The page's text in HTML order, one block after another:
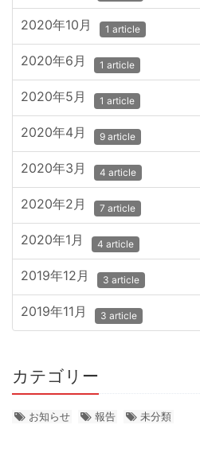
2020年10月 1 article
2020年6月 1 article
2020年5月 1 article
2020年4月 9 article
2020年3月 4 article
2020年2月 7 article
2020年1月 4 article
2019年12月 3 article
2019年11月 3 article
カテゴリー
お知らせ 報告 未分類